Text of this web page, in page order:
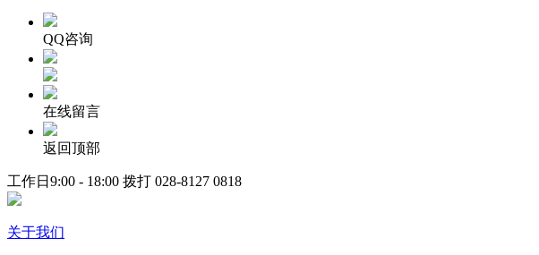
QQ咨询
在线留言
返回顶部
工作日9:00 - 18:00 拨打 028-8127 0818
关于我们